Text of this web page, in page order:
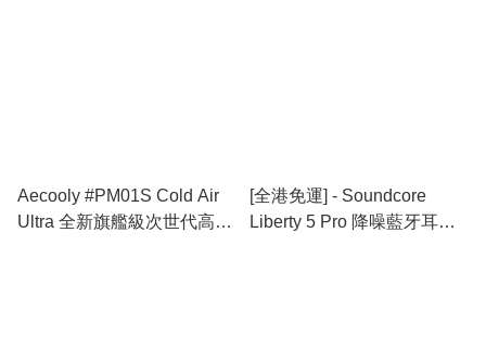
Aecooly #PM01S Cold Air
Ultra 全新旗艦級次世代高壓
[全港免運] - Soundcore
Liberty 5 Pro 降噪藍牙耳機